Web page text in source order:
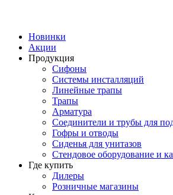
Новинки
Акции
Продукция
Сифоны
Системы инсталляций
Линейные трапы
Трапы
Арматура
Соединители и трубы для
Гофры и отводы
Сиденья для унитазов
Стендовое оборудование и
Где купить
Дилеры
Розничные магазины